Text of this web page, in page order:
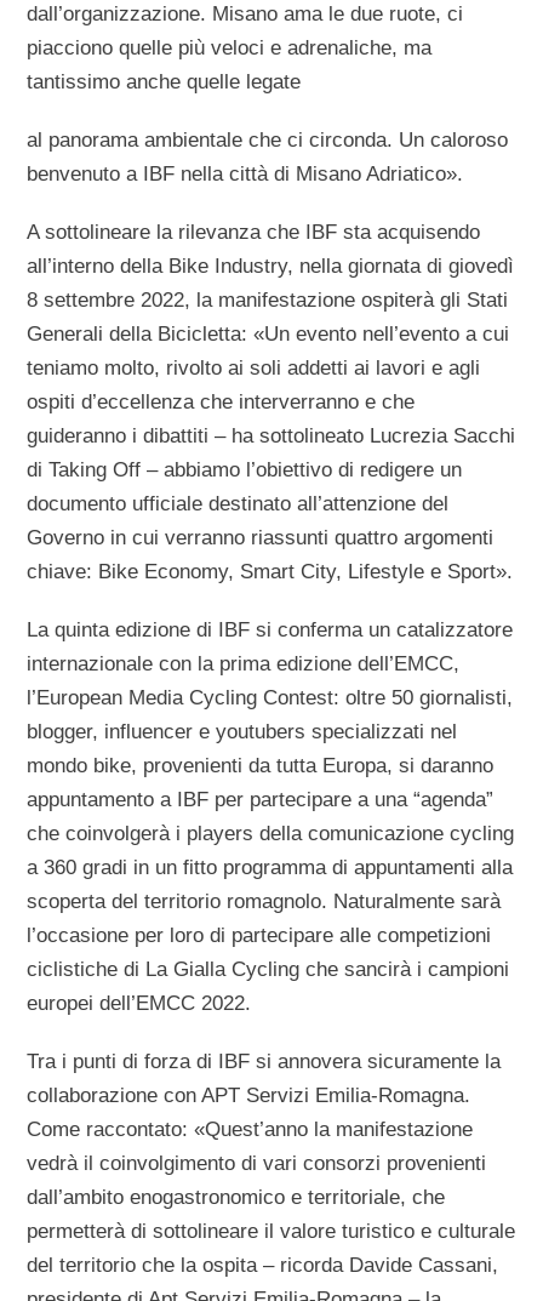
dall’organizzazione. Misano ama le due ruote, ci
piacciono quelle più veloci e adrenaliche, ma
tantissimo anche quelle legate
al panorama ambientale che ci circonda. Un caloroso
benvenuto a IBF nella città di Misano Adriatico».
A sottolineare la rilevanza che IBF sta acquisendo
all’interno della Bike Industry, nella giornata di giovedì
8 settembre 2022, la manifestazione ospiterà gli Stati
Generali della Bicicletta: «Un evento nell’evento a cui
teniamo molto, rivolto ai soli addetti ai lavori e agli
ospiti d’eccellenza che interverranno e che
guideranno i dibattiti – ha sottolineato Lucrezia Sacchi
di Taking Off – abbiamo l’obiettivo di redigere un
documento ufficiale destinato all’attenzione del
Governo in cui verranno riassunti quattro argomenti
chiave: Bike Economy, Smart City, Lifestyle e Sport».
La quinta edizione di IBF si conferma un catalizzatore
internazionale con la prima edizione dell’EMCC,
l’European Media Cycling Contest: oltre 50 giornalisti,
blogger, influencer e youtubers specializzati nel
mondo bike, provenienti da tutta Europa, si daranno
appuntamento a IBF per partecipare a una “agenda”
che coinvolgerà i players della comunicazione cycling
a 360 gradi in un fitto programma di appuntamenti alla
scoperta del territorio romagnolo. Naturalmente sarà
l’occasione per loro di partecipare alle competizioni
ciclistiche di La Gialla Cycling che sancirà i campioni
europei dell’EMCC 2022.
Tra i punti di forza di IBF si annovera sicuramente la
collaborazione con APT Servizi Emilia-Romagna.
Come raccontato: «Quest’anno la manifestazione
vedrà il coinvolgimento di vari consorzi provenienti
dall’ambito enogastronomico e territoriale, che
permetterà di sottolineare il valore turistico e culturale
del territorio che la ospita – ricorda Davide Cassani,